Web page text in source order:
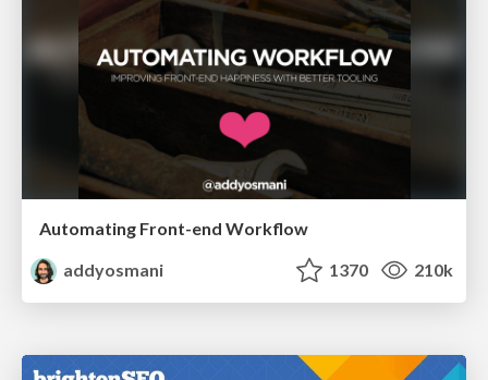
Automating Front-end Workflow
addyosmani
1370 210k